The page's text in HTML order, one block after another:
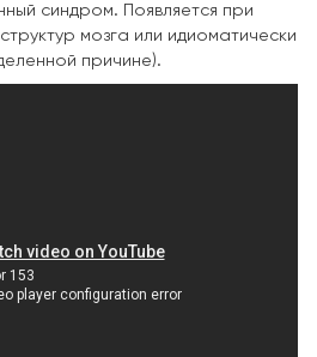
синдром. Появляется при
мозга или идиоматически
причине).